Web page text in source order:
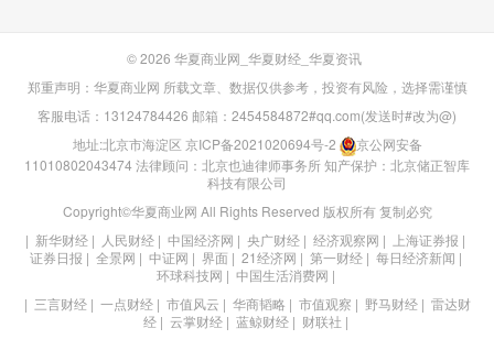
© 2026 华夏商业网_华夏财经_华夏资讯
郑重声明：华夏商业网 所载文章、数据仅供参考，投资有风险，选择需谨慎
客服电话：13124784426 邮箱：2454584872#qq.com(发送时#改为@)
地址:北京市海淀区 京ICP备2021020694号-2
京公网安备
11010802043474 法律顾问：北京也迪律师事务所知产保护：北京储正智库
科技有限公司
Copyright©华夏商业网 All Rights Reserved 版权所有 复制必究
| 新华财经 | 人民财经 | 中国经济网 | 央广财经 | 经济观察网 | 上海证券报 |
证券日报 | 全景网 | 中证网 | 界面 | 21经济网 | 第一财经| 每日经济新闻 |
环球科技网 | 中国生活消费网 |
| 三言财经| 一点财经| 市值风云 | 华商韬略 | 市值观察 | 野马财经| 雷达财
经| 云掌财经| 蓝鲸财经| 财联社 |